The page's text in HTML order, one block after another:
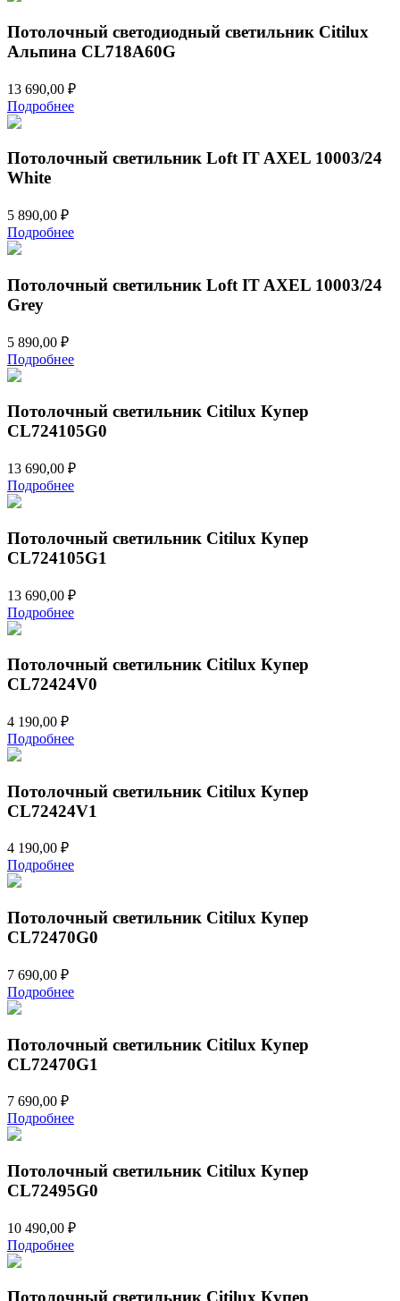
400,00 ₽.
Потолочный светодиодный светильник Citilux
Альпина CL718A60G
13 690,00 ₽
Подробнее
Потолочный светильник Loft IT AXEL 10003/24
White
5 890,00 ₽
Подробнее
Потолочный светильник Loft IT AXEL 10003/24
Grey
5 890,00 ₽
Подробнее
Потолочный светильник Citilux Купер
CL724105G0
13 690,00 ₽
Подробнее
Потолочный светильник Citilux Купер
CL724105G1
13 690,00 ₽
Подробнее
Потолочный светильник Citilux Купер
CL72424V0
4 190,00 ₽
Подробнее
Потолочный светильник Citilux Купер
CL72424V1
4 190,00 ₽
Подробнее
Потолочный светильник Citilux Купер
CL72470G0
7 690,00 ₽
Подробнее
Потолочный светильник Citilux Купер
CL72470G1
7 690,00 ₽
Подробнее
Потолочный светильник Citilux Купер
CL72495G0
10 490,00 ₽
Подробнее